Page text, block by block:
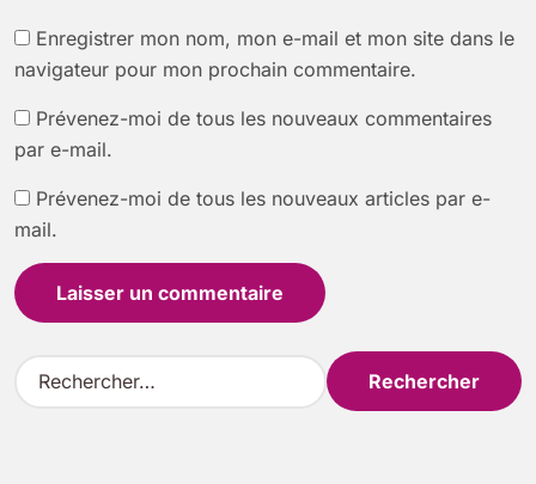
Enregistrer mon nom, mon e-mail et mon site dans le
navigateur pour mon prochain commentaire.
Prévenez-moi de tous les nouveaux commentaires
par e-mail.
Prévenez-moi de tous les nouveaux articles par e-
mail.
R
e